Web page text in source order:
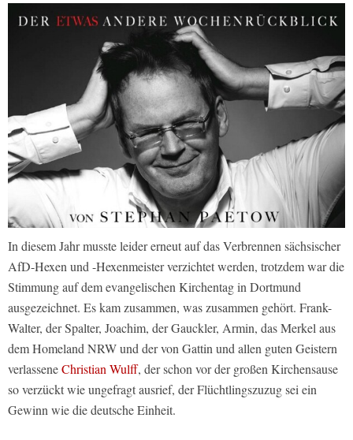
In diesem Jahr musste leider erneut auf das Verbrennen sächsischer
AfD-Hexen und -Hexenmeister verzichtet werden, trotzdem war die
Stimmung auf dem evangelischen Kirchentag in Dortmund
ausgezeichnet. Es kam zusammen, was zusammen gehört. Frank-
Walter, der Spalter, Joachim, der Gauckler, Armin, das Merkel aus
dem Homeland NRW und der von Gattin und allen guten Geistern
verlasseneChristian Wulff, der schon vor der großen Kirchensause
so verzückt wie ungefragt ausrief, der Flüchtlingszuzug sei ein
Gewinn wie die deutsche Einheit.